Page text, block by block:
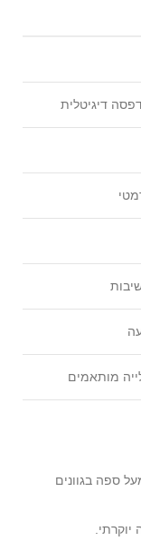
דיגיטלית
מותאמים
ספה בגוונים